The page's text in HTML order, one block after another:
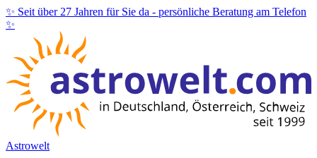
✨ Seit über 27 Jahren für Sie da - persönliche Beratung am Telefon
✨
Astrowelt